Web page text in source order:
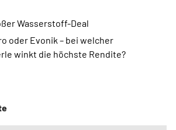
Wasserstoff-Deal
oder Evonik – bei welcher
winkt die höchste Rendite?